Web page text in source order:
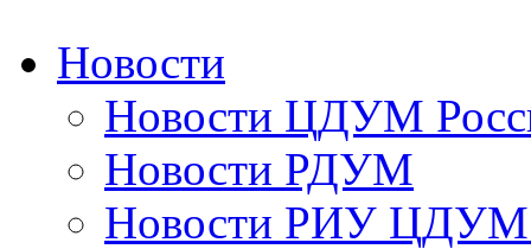
Новости
Новости ЦДУМ
Новости РДУМ
Новости РИУ ЦДУМ